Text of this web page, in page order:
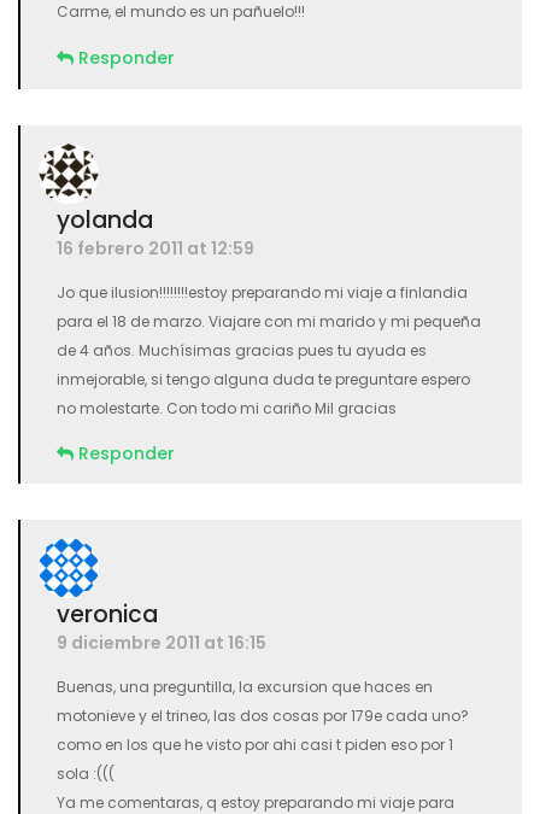
Carme, el mundo es un pañuelo!!!
Responder
yolanda
16 febrero 2011 at 12:59
Jo que ilusion!!!!!!!!estoy preparando mi viaje a finlandia
para el 18 de marzo. Viajare con mi marido y mi pequeña
de 4 años. Muchísimas gracias pues tu ayuda es
inmejorable, si tengo alguna duda te preguntare espero
no molestarte. Con todo mi cariño Mil gracias
Responder
veronica
9 diciembre 2011 at 16:15
Buenas, una preguntilla, la excursion que haces en
motonieve y el trineo, las dos cosas por 179e cada uno?
como en los que he visto por ahi casi t piden eso por 1
sola :(((
Ya me comentaras, q estoy preparando mi viaje para